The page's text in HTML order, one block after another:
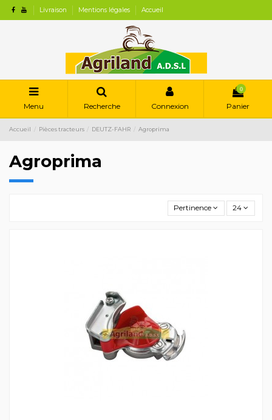
Livraison Mentions légales Accueil
Menu Recherche Connexion
0
Panier
Accueil Pièces tracteurs DEUTZ-FAHR Agroprima
Agroprima
Pertinence 24